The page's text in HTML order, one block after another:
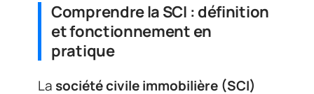
Comprendre la SCI : définition
et fonctionnement en
pratique
La société civile immobilière (SCI)